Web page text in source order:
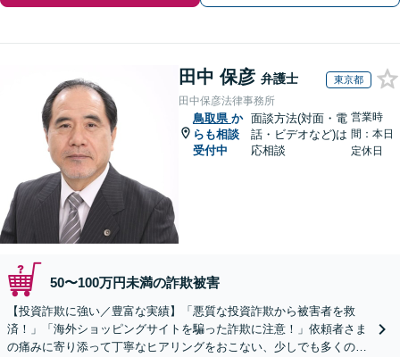
田中 保彦 弁護士 東京都
田中保彦法律事務所
鳥取県 か
らも相談
受付中
面談方法(対面・電
話・ビデオなど)は
応相談
営業時
間：本日
定休日
50〜100万円未満の詐欺被害
【投資詐欺に強い／豊富な実績】「悪質な投資詐欺から被害者を救
済！」「海外ショッピングサイトを騙った詐欺に注意！」依頼者さま
の痛みに寄り添って丁寧なヒアリングをおこない、少しでも多くの返